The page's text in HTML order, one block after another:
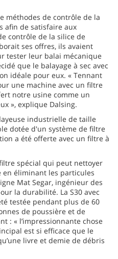
méthodes de contrôle de la
afin de satisfaire aux
contrôle de la silice de
ses offres, ils avaient
tester leur balai mécanique
que le balayage à sec avec
idéale pour eux. « Tennant
une machine avec un filtre
notre usine comme un
», explique Dalsing.
industrielle de taille
dotée d'un système de filtre
a été offerte avec un filtre à
spécial qui peut nettoyer
en éliminant les particules
Mat Segar, ingénieur des
la durabilité. La S30 avec
testée pendant plus de 60
de poussière et de
: « l’impressionnante chose
est si efficace que le
livre et demie de débris